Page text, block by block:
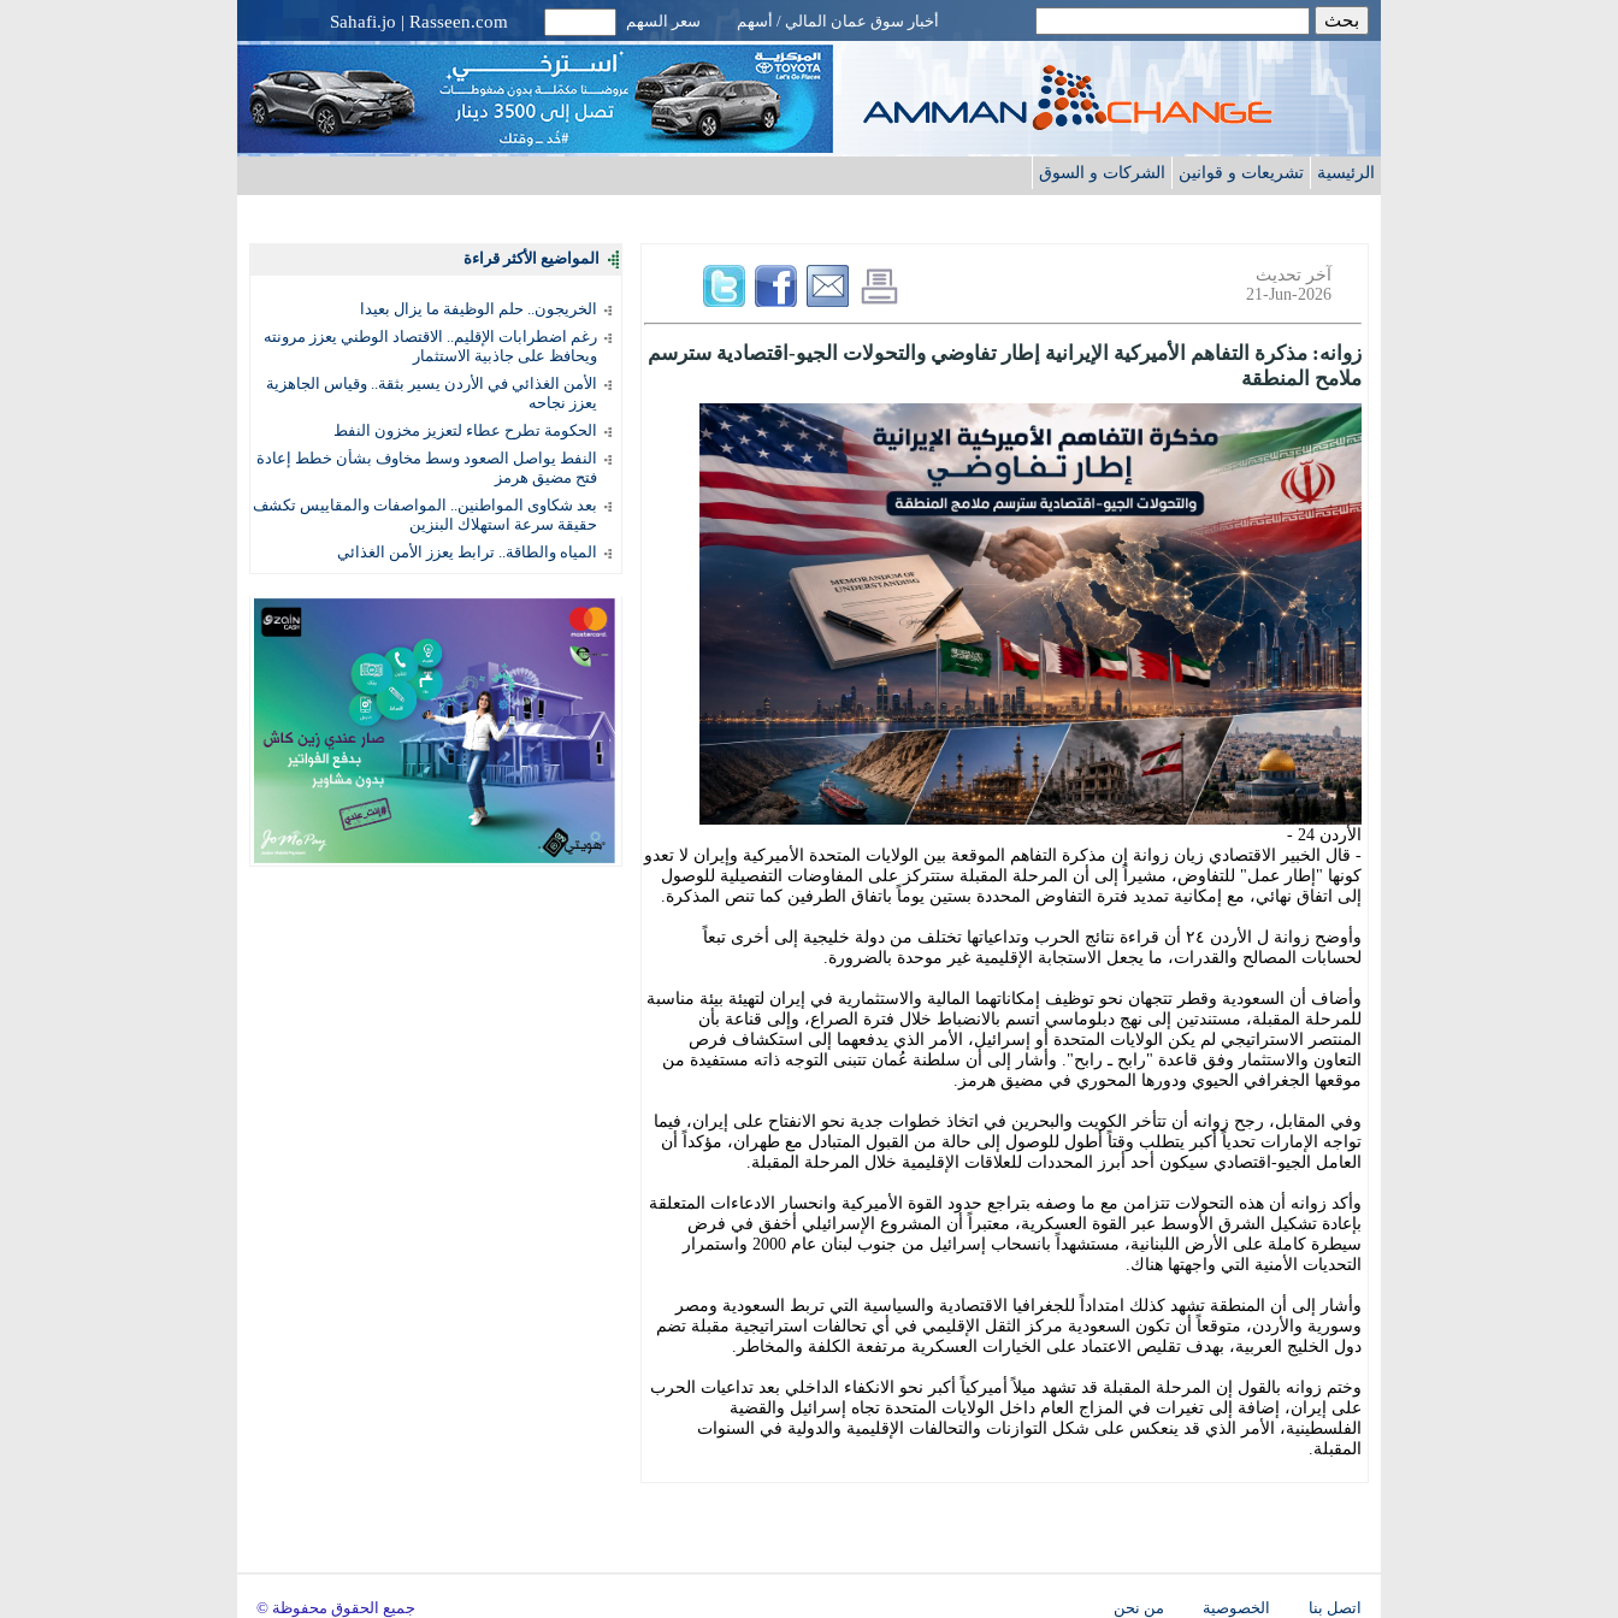
أخبار سوق عمان المالي / أسهم سعر السهم Sahafi.jo | Rasseen.com
الرئيسية تشريعات و قوانين الشركات و السوق
المواضيع الأكثر قراءة
الخريجون.. حلم الوظيفة ما يزال بعيدا
رغم اضطرابات الإقليم.. الاقتصاد الوطني يعزز مرونته
ويحافظ على جاذبية الاستثمار
الأمن الغذائي في الأردن يسير بثقة.. وقياس الجاهزية
يعزز نجاحه
الحكومة تطرح عطاء لتعزيز مخزون النفط
النفط يواصل الصعود وسط مخاوف بشأن خطط إعادة
فتح مضيق هرمز
بعد شكاوى المواطنين.. المواصفات والمقاييس تكشف
حقيقة سرعة استهلاك البنزين
المياه والطاقة.. ترابط يعزز الأمن الغذائي
آخر تحديث
21-Jun-2026
زوانه: مذكرة التفاهم الأميركية الإيرانية إطار تفاوضي والتحولات الجيو-اقتصادية سترسم
ملامح المنطقة
الأردن 24 -
- قال الخبير الاقتصادي زيان زوانة إن مذكرة التفاهم الموقعة بين الولايات المتحدة الأميركية وإيران لا تعدو
كونها "إطار عمل" للتفاوض، مشيراً إلى أن المرحلة المقبلة ستتركز على المفاوضات التفصيلية للوصول
إلى اتفاق نهائي، مع إمكانية تمديد فترة التفاوض المحددة بستين يوماً باتفاق الطرفين كما تنص المذكرة.
وأوضح زوانة ل الأردن ٢٤ أن قراءة نتائج الحرب وتداعياتها تختلف من دولة خليجية إلى أخرى تبعاً
لحسابات المصالح والقدرات، ما يجعل الاستجابة الإقليمية غير موحدة بالضرورة.
وأضاف أن السعودية وقطر تتجهان نحو توظيف إمكاناتهما المالية والاستثمارية في إيران لتهيئة بيئة مناسبة
للمرحلة المقبلة، مستندتين إلى نهج دبلوماسي اتسم بالانضباط خلال فترة الصراع، وإلى قناعة بأن
المنتصر الاستراتيجي لم يكن الولايات المتحدة أو إسرائيل، الأمر الذي يدفعهما إلى استكشاف فرص
التعاون والاستثمار وفق قاعدة "رابح ـ رابح". وأشار إلى أن سلطنة عُمان تتبنى التوجه ذاته مستفيدة من
موقعها الجغرافي الحيوي ودورها المحوري في مضيق هرمز.
وفي المقابل، رجح زوانه أن تتأخر الكويت والبحرين في اتخاذ خطوات جدية نحو الانفتاح على إيران، فيما
تواجه الإمارات تحدياً أكبر يتطلب وقتاً أطول للوصول إلى حالة من القبول المتبادل مع طهران، مؤكداً أن
العامل الجيو-اقتصادي سيكون أحد أبرز المحددات للعلاقات الإقليمية خلال المرحلة المقبلة.
وأكد زوانه أن هذه التحولات تتزامن مع ما وصفه بتراجع حدود القوة الأميركية وانحسار الادعاءات المتعلقة
بإعادة تشكيل الشرق الأوسط عبر القوة العسكرية، معتبراً أن المشروع الإسرائيلي أخفق في فرض
سيطرة كاملة على الأرض اللبنانية، مستشهداً بانسحاب إسرائيل من جنوب لبنان عام 2000 واستمرار
التحديات الأمنية التي واجهتها هناك.
وأشار إلى أن المنطقة تشهد كذلك امتداداً للجغرافيا الاقتصادية والسياسية التي تربط السعودية ومصر
وسورية والأردن، متوقعاً أن تكون السعودية مركز الثقل الإقليمي في أي تحالفات استراتيجية مقبلة تضم
دول الخليج العربية، بهدف تقليص الاعتماد على الخيارات العسكرية مرتفعة الكلفة والمخاطر.
وختم زوانه بالقول إن المرحلة المقبلة قد تشهد ميلاً أميركياً أكبر نحو الانكفاء الداخلي بعد تداعيات الحرب
على إيران، إضافة إلى تغيرات في المزاج العام داخل الولايات المتحدة تجاه إسرائيل والقضية
الفلسطينية، الأمر الذي قد ينعكس على شكل التوازنات والتحالفات الإقليمية والدولية في السنوات
المقبلة.
اتصل بنا الخصوصية من نحن © جميع الحقوق محفوظة